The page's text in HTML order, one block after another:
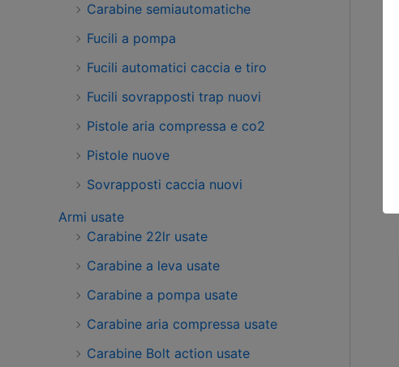
Carabine semiautomatiche
Fucili a pompa
Fucili automatici caccia e tiro
Fucili sovrapposti trap nuovi
Pistole aria compressa e co2
Pistole nuove
Sovrapposti caccia nuovi
Armi usate
Carabine 22lr usate
Carabine a leva usate
Carabine a pompa usate
Carabine aria compressa usate
Carabine Bolt action usate